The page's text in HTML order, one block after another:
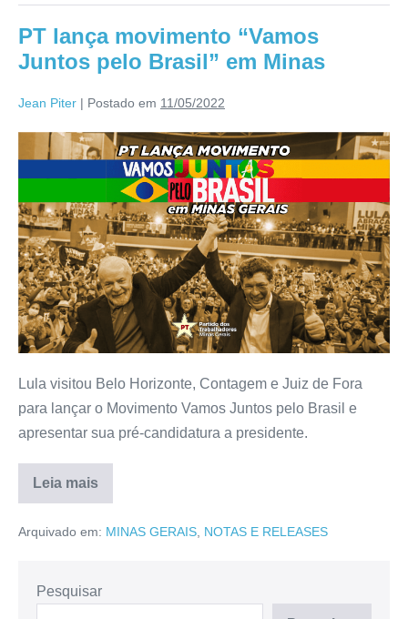
PT lança movimento “Vamos
Juntos pelo Brasil” em Minas
Jean Piter | Postado em 11/05/2022
Lula visitou Belo Horizonte, Contagem e Juiz de Fora
para lançar o Movimento Vamos Juntos pelo Brasil e
apresentar sua pré-candidatura a presidente.
Leia mais
Arquivado em: MINAS GERAIS NOTAS E RELEASES
Pesquisar